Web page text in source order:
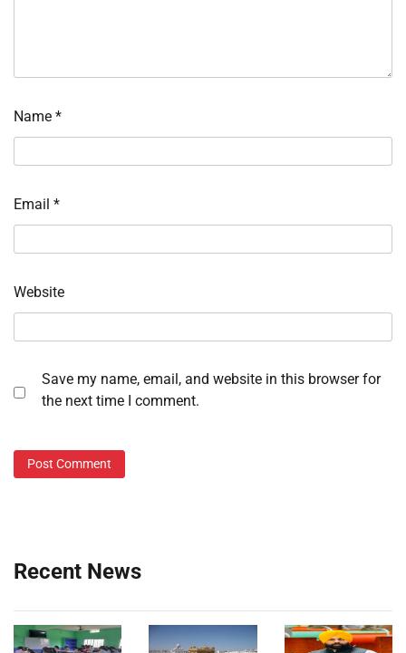
Name *
Email *
Website
Save my name, email, and website in this browser for
the next time I comment.
Recent News